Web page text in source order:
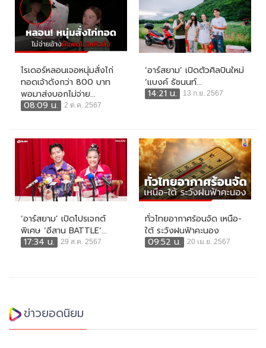
ไรเดอร์หลอนเจอหนุ่มสั่งไก่
ทอดเจ้าดังกว่า 800 บาท
พอมาส่งบอกไม่จ่าย...
08:09 น.
2 ต.ค. 2567
‘อาร์สยาม’ เปิดตัวศิลปินใหม่
‘แบงค์ ธัชนนท์...
14:21 น.
13 ก.ย. 2567
‘อาร์สยาม’ เปิดโปรเจกต์
พิเศษ ‘อีสาน BATTLE’...
17:34 น.
29 ส.ค. 2567
ทั่วไทยอากาศร้อนจัด เหนือ-
ใต้ ระวังฝนฟ้าคะนอง
09:52 น.
20 เม.ย. 2567
ข่าวยอดนิยม